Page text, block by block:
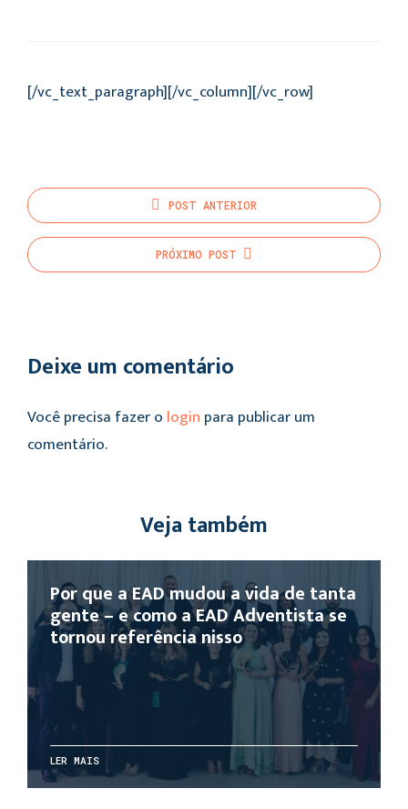
[/vc_text_paragraph][/vc_column][/vc_row]
POST ANTERIOR
PRÓXIMO POST
Deixe um comentário
Você precisa fazer o login para publicar um
comentário.
Veja também
Por que a EAD mudou a vida de tanta
gente – e como a EAD Adventista se
tornou referência nisso
LER MAIS